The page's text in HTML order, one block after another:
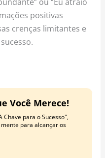
positivas
crenças limitantes e
Você Merece!
Chave para o Sucesso",
para alcançar os